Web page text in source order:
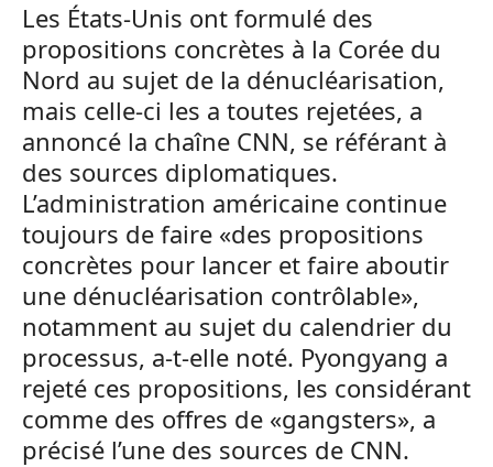
Les États-Unis ont formulé des
propositions concrètes à la Corée du
Nord au sujet de la dénucléarisation,
mais celle-ci les a toutes rejetées, a
annoncé la chaîne CNN, se référant à
des sources diplomatiques.
L’administration américaine continue
toujours de faire «des propositions
concrètes pour lancer et faire aboutir
une dénucléarisation contrôlable»,
notamment au sujet du calendrier du
processus, a-t-elle noté. Pyongyang a
rejeté ces propositions, les considérant
comme des offres de «gangsters», a
précisé l’une des sources de CNN.